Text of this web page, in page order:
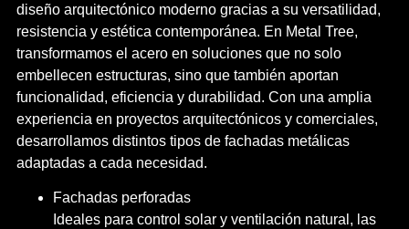
diseño arquitectónico moderno gracias a su versatilidad,
resistencia y estética contemporánea. En Metal Tree,
transformamos el acero en soluciones que no solo
embellecen estructuras, sino que también aportan
funcionalidad, eficiencia y durabilidad. Con una amplia
experiencia en proyectos arquitectónicos y comerciales,
desarrollamos distintos tipos de fachadas metálicas
adaptadas a cada necesidad.
Fachadas perforadas
Ideales para control solar y ventilación natural, las